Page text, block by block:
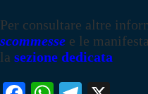
Per consultare altre
scommesse e le
la sezione dedicata